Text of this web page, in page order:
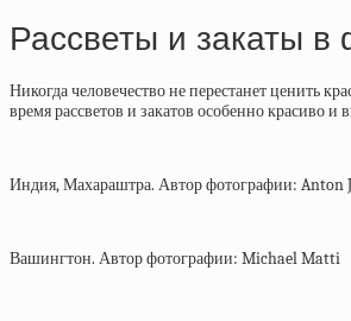
Рассветы и закаты в
Никогда человечество не перестанет ценить
время рассветов и закатов особенно красиво
Индия, Махараштра. Автор фотографии: Anton
Вашингтон. Автор фотографии: Michael Matti